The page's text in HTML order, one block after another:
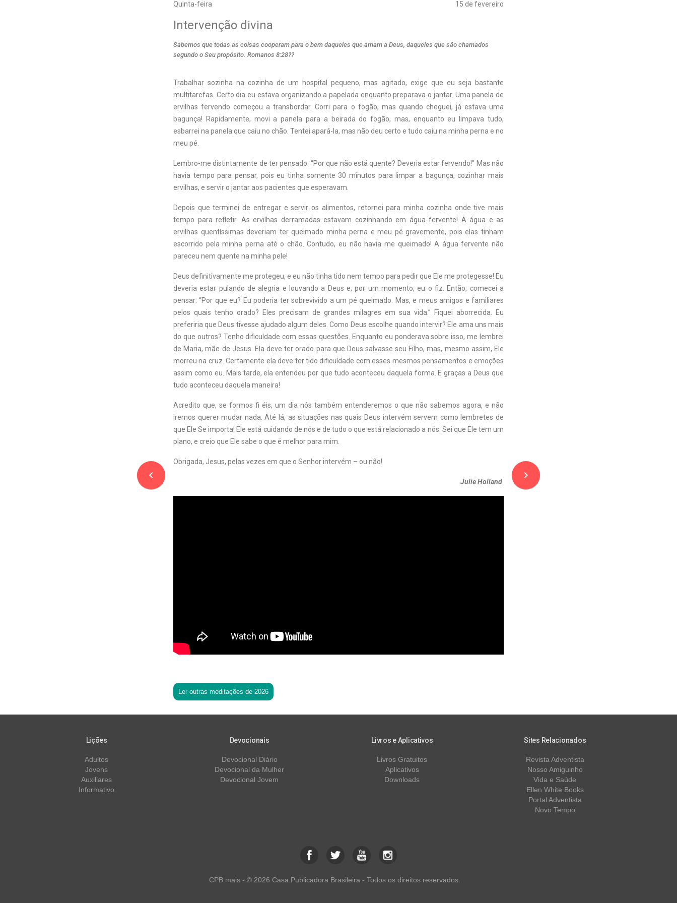
Quinta-feira 15 de fevereiro
navigate_before
Intervenção divina
Sabemos que todas as coisas cooperam para o bem daqueles que amam a Deus, daqueles que são chamados
segundo o Seu propósito. Romanos 8:28??
Trabalhar sozinha na cozinha de um hospital pequeno, mas agitado, exige que eu seja bastante
multitarefas. Certo dia eu estava organizando a papelada enquanto preparava o jantar. Uma panela de
ervilhas fervendo começou a transbordar. Corri para o fogão, mas quando cheguei, já estava uma
bagunça! Rapidamente, movi a panela para a beirada do fogão, mas, enquanto eu limpava tudo,
esbarrei na panela que caiu no chão. Tentei apará-la, mas não deu certo e tudo caiu na minha perna e no
meu pé.
Lembro-me distintamente de ter pensado: “Por que não está quente? Deveria estar fervendo!” Mas não
havia tempo para pensar, pois eu tinha somente 30 minutos para limpar a bagunça, cozinhar mais
ervilhas, e servir o jantar aos pacientes que esperavam.
Depois que terminei de entregar e servir os alimentos, retornei para minha cozinha onde tive mais
tempo para refletir. As ervilhas derramadas estavam cozinhando em água fervente! A água e as
ervilhas quentíssimas deveriam ter queimado minha perna e meu pé gravemente, pois elas tinham
escorrido pela minha perna até o chão. Contudo, eu não havia me queimado! A água fervente não
pareceu nem quente na minha pele!
Deus definitivamente me protegeu, e eu não tinha tido nem tempo para pedir que Ele me protegesse! Eu
deveria estar pulando de alegria e louvando a Deus e, por um momento, eu o fiz. Então, comecei a
pensar: “Por que eu? Eu poderia ter sobrevivido a um pé queimado. Mas, e meus amigos e familiares
pelos quais tenho orado? Eles precisam de grandes milagres em sua vida.” Fiquei aborrecida. Eu
preferiria que Deus tivesse ajudado algum deles. Como Deus escolhe quando intervir? Ele ama uns mais
do que outros? Tenho dificuldade com essas questões. Enquanto eu ponderava sobre isso, me lembrei
de Maria, mãe de Jesus. Ela deve ter orado para que Deus salvasse seu Filho, mas, mesmo assim, Ele
morreu na cruz. Certamente ela deve ter tido dificuldade com esses mesmos pensamentos e emoções
assim como eu. Mais tarde, ela entendeu por que tudo aconteceu daquela forma. E graças a Deus que
tudo aconteceu daquela maneira!
Acredito que, se formos fi éis, um dia nós também entenderemos o que não sabemos agora, e não
iremos querer mudar nada. Até lá, as situações nas quais Deus intervém servem como lembretes de
que Ele Se importa! Ele está cuidando de nós e de tudo o que está relacionado a nós. Sei que Ele tem um
plano, e creio que Ele sabe o que é melhor para mim.
Obrigada, Jesus, pelas vezes em que o Senhor intervém – ou não!
Julie Holland
Ler outras meditações de 2026
navigate_next
Lições
Adultos
Jovens
Auxiliares
Informativo
Devocionais
Devocional Diário
Devocional da Mulher
Devocional Jovem
Livros e Aplicativos
Livros Gratuitos
Aplicativos
Downloads
Sites Relacionados
Revista Adventista
Nosso Amiguinho
Vida e Saúde
Ellen White Books
Portal Adventista
Novo Tempo
CPB mais - © 2026 Casa Publicadora Brasileira - Todos os direitos reservados.